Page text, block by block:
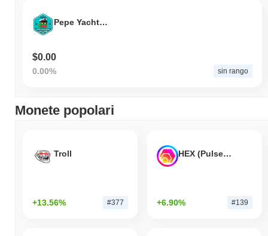
Pepe Yacht Club
$0.00
0.00% sin rango
Monete popolari
Troll
+13.56% #377
HEX (Pulsechain)
+6.90% #139